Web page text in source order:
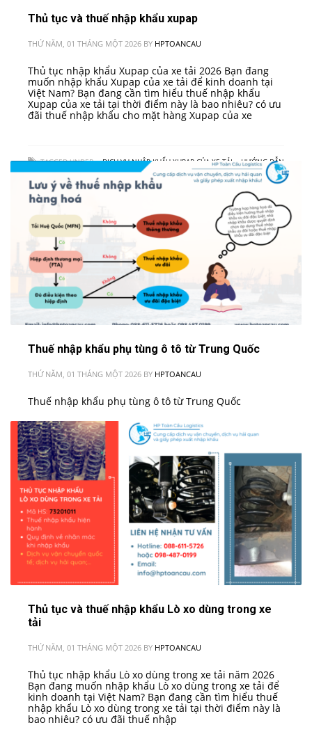
Thủ tục và thuế nhập khẩu xupap
THỨ NĂM, 01 THÁNG MỘT 2026 BY HPTOANCAU
Thủ tục nhập khẩu Xupap của xe tải 2026 Bạn đang
muốn nhập khẩu Xupap của xe tải để kinh doanh tại
Việt Nam? Bạn đang cần tìm hiểu thuế nhập khẩu
Xupap của xe tải tại thời điểm này là bao nhiêu? có ưu
đãi thuế nhập khẩu cho mặt hàng Xupap của xe
TAGGED UNDER: • DỊCH VỤ NHẬP KHẨU XUPAP CỦA XE TẢI,• HƯỚNG DẪN
THỦ TỤC NHẬP KHẨU XUPAP CỦA XE TẢI VÀO VIỆT NAM,• QUY TRÌNH NHẬP
KHẨU XUPAP CỦA XE TẢI
,• THUẾ NHẬP KHẨU XUPAP CỦA XE TẢI
Thuế nhập khẩu phụ tùng ô tô từ Trung Quốc
THỨ NĂM, 01 THÁNG MỘT 2026 BY HPTOANCAU
Thuế nhập khẩu phụ tùng ô tô từ Trung Quốc
Thủ tục và thuế nhập khẩu Lò xo dùng trong xe
tải
THỨ NĂM, 01 THÁNG MỘT 2026 BY HPTOANCAU
Thủ tục nhập khẩu Lò xo dùng trong xe tải năm 2026
Bạn đang muốn nhập khẩu Lò xo dùng trong xe tải để
kinh doanh tại Việt Nam? Bạn đang cần tìm hiểu thuế
nhập khẩu Lò xo dùng trong xe tải tại thời điểm này là
bao nhiêu? có ưu đãi thuế nhập